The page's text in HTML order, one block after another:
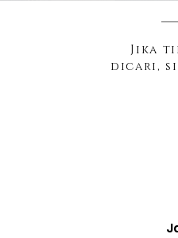
Jika
dicari,